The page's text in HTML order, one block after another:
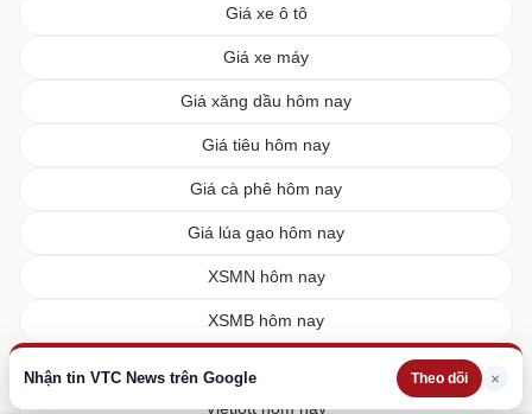
Nhận tin VTC News trên Google Theo dõi ×
Giá xe ô tô
Giá xe máy
Giá xăng dầu hôm nay
Giá tiêu hôm nay
Giá cà phê hôm nay
Giá lúa gạo hôm nay
XSMN hôm nay
XSMB hôm nay
Vietlott hôm nay